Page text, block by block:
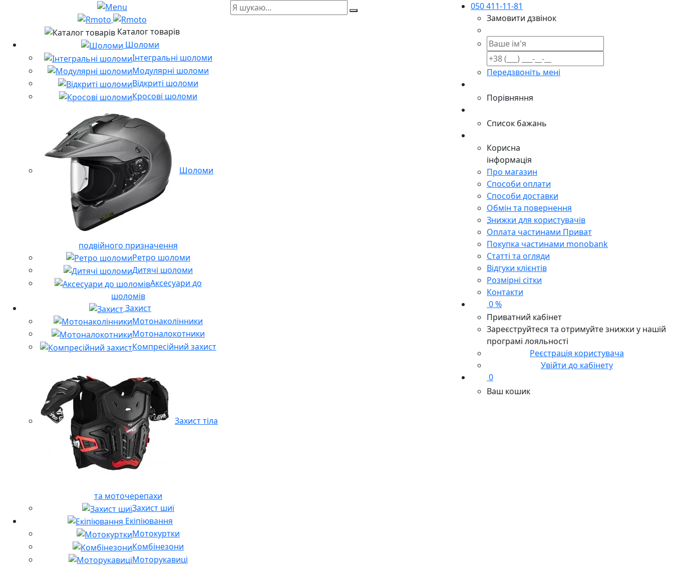
Каталог товарів
Шоломи
Інтегральні шоломи
Модулярні шоломи
Відкриті шоломи
Кросові шоломи
Шоломи
подвійного призначення
Ретро шоломи
Дитячі шоломи
Аксесуари до
шоломів
Захист
Мотонаколінники
Мотоналокотники
Компресійний захист
Захист тіла
та моточерепахи
Захист шиї
Екіпіювання
Мотокуртки
Комбінезони
Моторукавиці
050 411-11-81
Замовити дзвінок
Передзвоніть мені
Порівняння
Список бажань
Корисна
інформація
Про магазин
Способи оплати
Способи доставки
Обмін та повернення
Знижки для користувачів
Оплата частинами Приват
Покупка частинами monobank
Статті та огляди
Відгуки клієнтів
Розмірні сітки
Контакти
0 %
Приватний кабінет
Зареєструйтеся та отримуйте знижки у нашій
програмі лояльності
Реєстрація користувача
Увійти до кабінету
0
Ваш кошик